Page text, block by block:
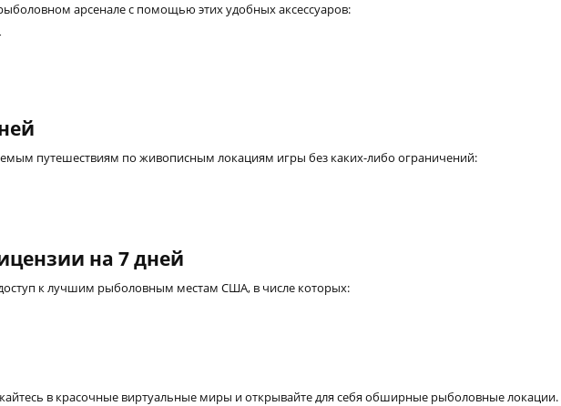
арсенале с помощью этих удобных аксессуаров:
путешествиям по живописным локациям игры без каких-либо ограничений:
на 7 дней
к лучшим рыболовным местам США, в числе которых:
в красочные виртуальные миры и открывайте для себя обширные рыболовные